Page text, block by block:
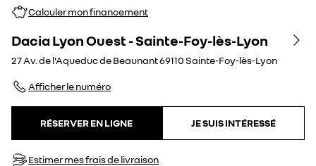
Calculer mon financement
Dacia Lyon Ouest - Sainte-Foy-lès-Lyon
27 Av. de l'Aqueduc de Beaunant69110Sainte-Foy-lès-Lyon
Afficher le numéro
RÉSERVER EN LIGNE JE SUIS INTÉRESSÉ
Estimer mes frais de livraison